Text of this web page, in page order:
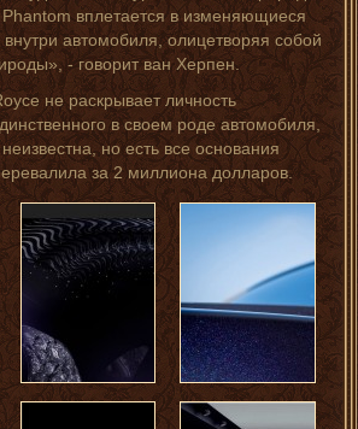
вплетается в изменяющиеся
автомобиля, олицетворяя собой
- говорит ван Херпен.
не раскрывает личность
в своем роде автомобиля,
но есть все основания
за 2 миллиона долларов.